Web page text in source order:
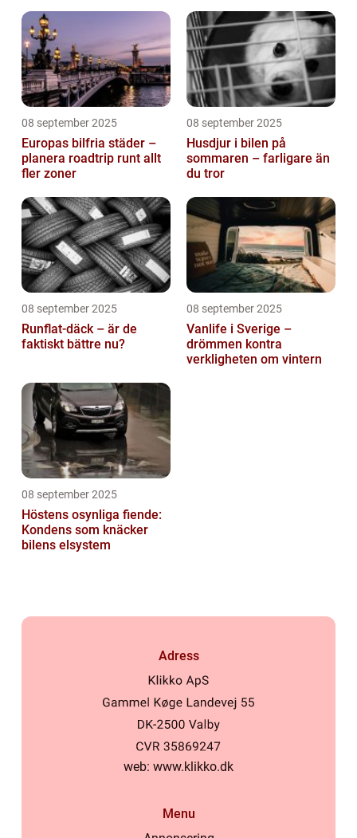
08 september 2025
Europas bilfria städer –
planera roadtrip runt allt
fler zoner
08 september 2025
Husdjur i bilen på
sommaren – farligare än
du tror
08 september 2025
Runflat-däck – är de
faktiskt bättre nu?
08 september 2025
Vanlife i Sverige –
drömmen kontra
verkligheten om vintern
08 september 2025
Höstens osynliga fiende:
Kondens som knäcker
bilens elsystem
Adress
web: www.klikko.dk
Menu